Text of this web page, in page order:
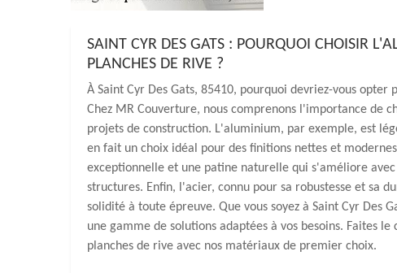
SAINT CYR DES GATS : POURQUOI CHOISIR
PLANCHES DE RIVE ?
À Saint Cyr Des Gats, 85410, pourquoi devriez-vous
Chez MR Couverture, nous comprenons l'importance de
projets de construction. L'aluminium, par exemple, est
en fait un choix idéal pour des finitions nettes et
exceptionnelle et une patine naturelle qui s'améliore
structures. Enfin, l'acier, connu pour sa robustesse et sa
solidité à toute épreuve. Que vous soyez à Saint Cyr Des
une gamme de solutions adaptées à vos besoins. Faites
planches de rive avec nos matériaux de premier choix.